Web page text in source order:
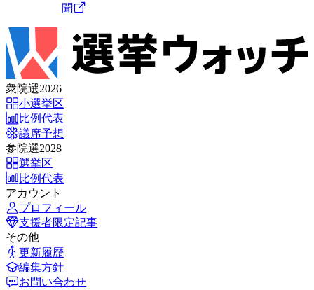
聞
衆院選2026
小選挙区
比例代表
議席予想
参院選2028
選挙区
比例代表
アカウント
プロフィール
支援者限定記事
その他
更新履歴
編集方針
お問い合わせ